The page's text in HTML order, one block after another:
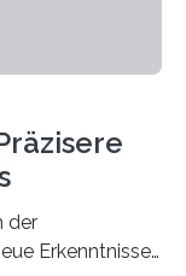
der
Erkenntnisse